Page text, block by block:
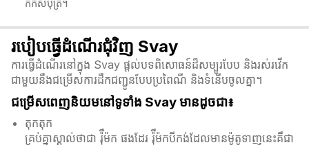
កក់សំបុត្រ។
របៀបធ្វើដំណើរជុំវិញ Svay
ការធ្វើដំណើរនៅក្នុង Svay ផ្តល់បទពិសោធន៍ដ៏សម្បូរបែប និងរស់រវើក
ជាមួយនឹងជម្រើសការដឹកជញ្ជូនបែបប្រពៃណី និងទំនើបចូលគ្នា។
ជម្រើសពេញនិយមនៅទូទាំង Svay មានដូចជា៖
តុកតុក
គ្រប់គ្នាស្គាល់ថាជា រ៉ុឺម៉ក ផងដែរ រ៉ុឺម៉កបីកង់ដែលមានម៉ូតូទាញនេះគឺជា